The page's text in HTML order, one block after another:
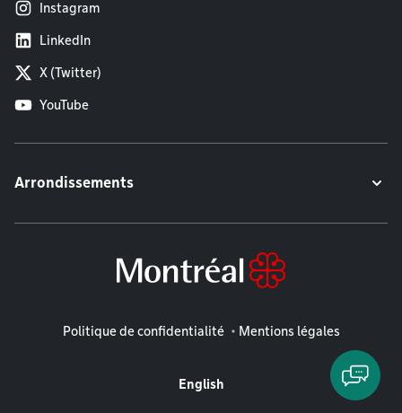
Instagram
LinkedIn
X (Twitter)
YouTube
Arrondissements
Mentions légales
Politique de confidentialité Mentions légales
English